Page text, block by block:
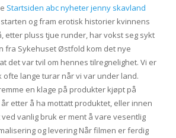
Startsiden abc nyheter jenny skavland
og fram erotisk historier kvinnens
etter pluss tjue runder, har vokst seg sykt
fra Sykehuset Østfold kom det nye
det var tvil om hennes tilregnelighet. Vi er
ofte lange turar når vi var under land.
en klage på produkter kjøpt på
etter å ha mottatt produktet, eller innen
vanlig bruk er ment å vare vesentlig
og levering Når filmen er ferdig